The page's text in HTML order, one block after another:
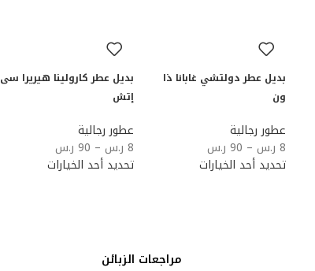
بديل عطر دولتشي غابانا ذا
ون
عطور رجالية
8 ر.س –
90 ر.س
تحديد أحد الخيارات
بديل عطر كارولينا هيريرا سى
إتش
عطور رجالية
8 ر.س –
90 ر.س
تحديد أحد الخيارات
مراجعات الزبائن